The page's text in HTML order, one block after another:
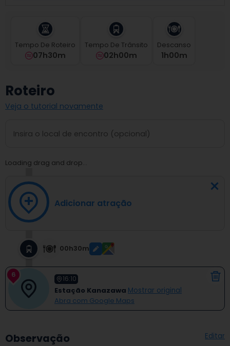
the
question
to
get
the
for
dates.
Tempo De Roteiro
07h30m
Tempo De Trânsito
02h00m
Descanso
1H00M
Roteiro
Veja o tutorial novamente
Loading drag and drop...
Adicionar atração
00h30m
6 16:10
Estação Kanazawa Mostrar original
Abra com Google Maps
Observação Editar